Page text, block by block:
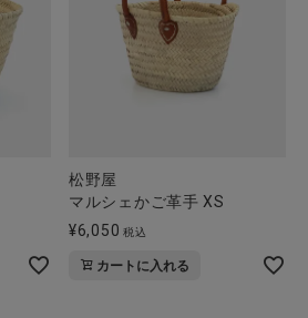
松野屋
マルシェかご革手 XS
¥6,050 税込
カートに入れる